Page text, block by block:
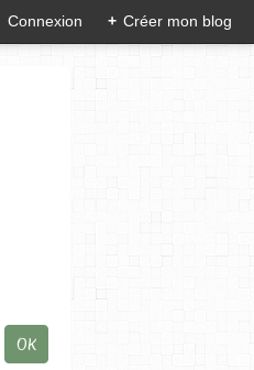
Connexion + Créer mon blog